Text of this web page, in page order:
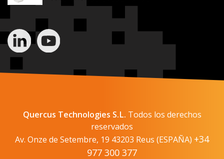
Quercus Technologies S.L. Todos los derechos
reservados
Av. Onze de Setembre, 19 43203 Reus (ESPAÑA) +34
977 300 377